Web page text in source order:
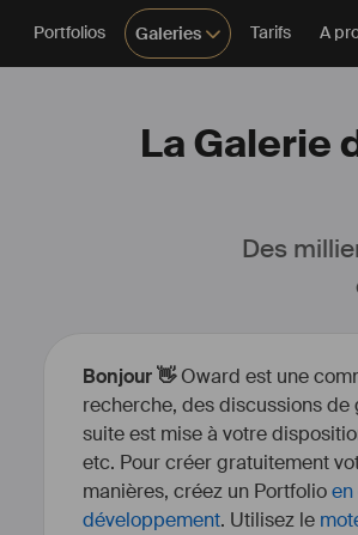
Portfolios Galeries Tarifs A
La Galerie
Des
Bonjour 👋Oward est une
recherche, des discussions
suite est mise à votre
etc. Pour créer gratuitement
manières, créez un Portfolio
développement. Utilisez le